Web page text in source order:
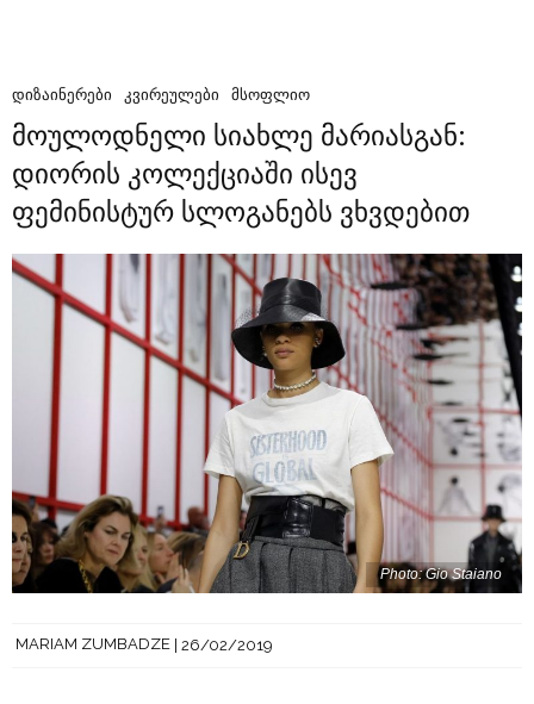
ᲓᲘᲖᲐᲘᲜᲔᲠᲔᲑᲘ ᲙᲕᲘᲠᲔᲣᲚᲔᲑᲘ ᲛᲡᲝᲤᲚᲘᲝ
მოულოდნელი სიახლე მარიასგან:
დიორის კოლექციაში ისევ
ფემინისტურ სლოგანებს ვხვდებით
Photo: Gio Staiano
MARIAM ZUMBADZE 26/02/2019